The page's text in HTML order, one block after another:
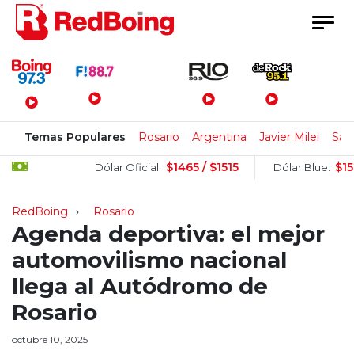
Menú Principal
Temas Populares Rosario Argentina Javier Milei
Dólar Oficial: $1465 / $1515 Dólar Blue: $1525 /
RedBoing Rosario
Agenda deportiva: el mejor
automovilismo nacional
llega al Autódromo de
Rosario
octubre 10, 2025